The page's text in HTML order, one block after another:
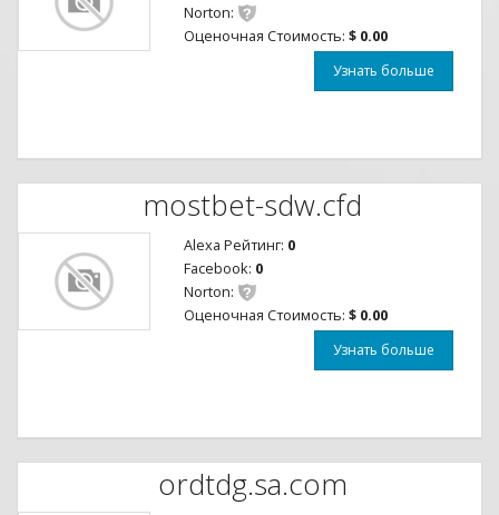
Norton:
Оценочная Стоимость: $ 0.00
Узнать больше
mostbet-sdw.cfd
Alexa Рейтинг: 0
Facebook: 0
Norton:
Оценочная Стоимость: $ 0.00
Узнать больше
ordtdg.sa.com